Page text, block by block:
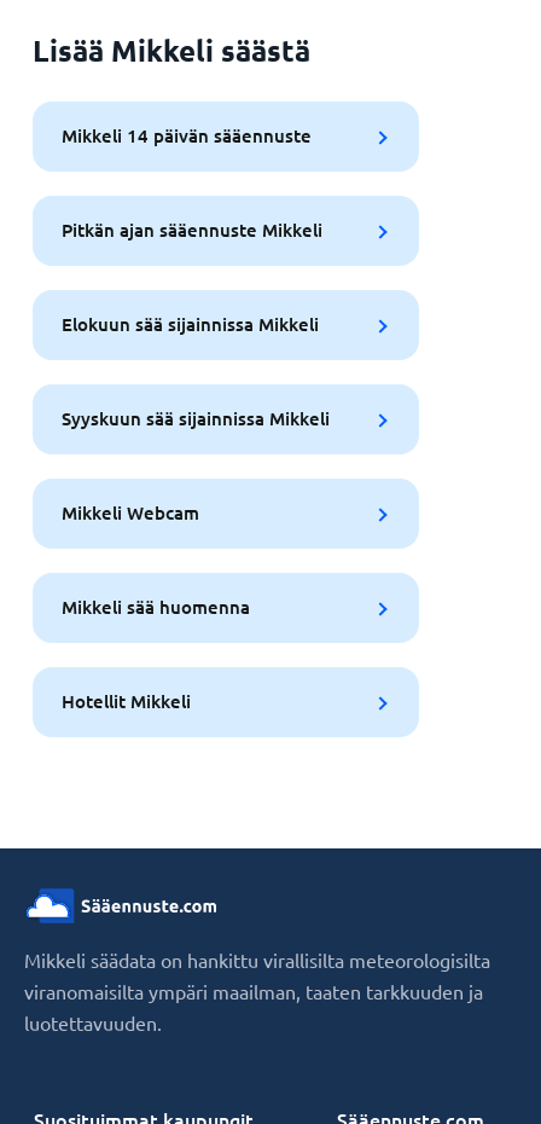
Lisää Mikkeli säästä
Mikkeli 14 päivän sääennuste
Pitkän ajan sääennuste Mikkeli
Elokuun sää sijainnissa Mikkeli
Syyskuun sää sijainnissa Mikkeli
Mikkeli Webcam
Mikkeli sää huomenna
Hotellit Mikkeli
Mikkeli säädata on hankittu virallisilta meteorologisilta
viranomaisilta ympäri maailman, taaten tarkkuuden ja
luotettavuuden.
Suosituimmat kaupungit Sääennuste.com